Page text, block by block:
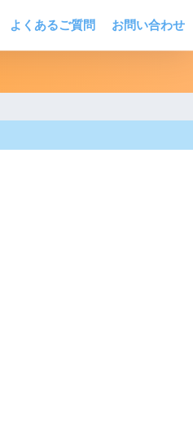
よくあるご質問 お問い合わせ